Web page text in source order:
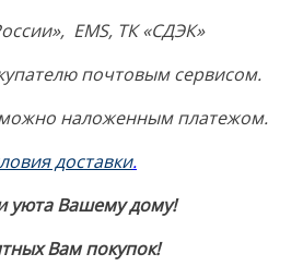
EMS, ТК «СДЭК»
почтовым сервисом.
наложенным платежом.
доставки.
уюта Вашему дому!
Вам покупок!